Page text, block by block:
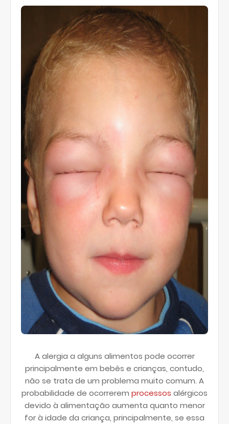
A alergia a alguns alimentos pode ocorrer
principalmente em bebês e crianças, contudo,
não se trata de um problema muito comum. A
probabilidade de ocorrerem processos alérgicos
devido à alimentação aumenta quanto menor
for à idade da criança, principalmente, se essa